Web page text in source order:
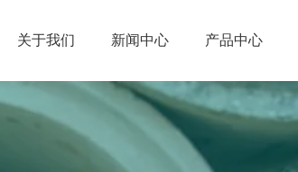
关于我们 新闻中心 产品中心